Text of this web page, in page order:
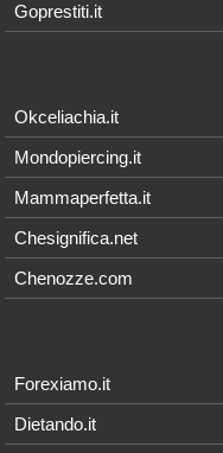
Goprestiti.it
Okceliachia.it
Mondopiercing.it
Mammaperfetta.it
Chesignifica.net
Chenozze.com
Forexiamo.it
Dietando.it